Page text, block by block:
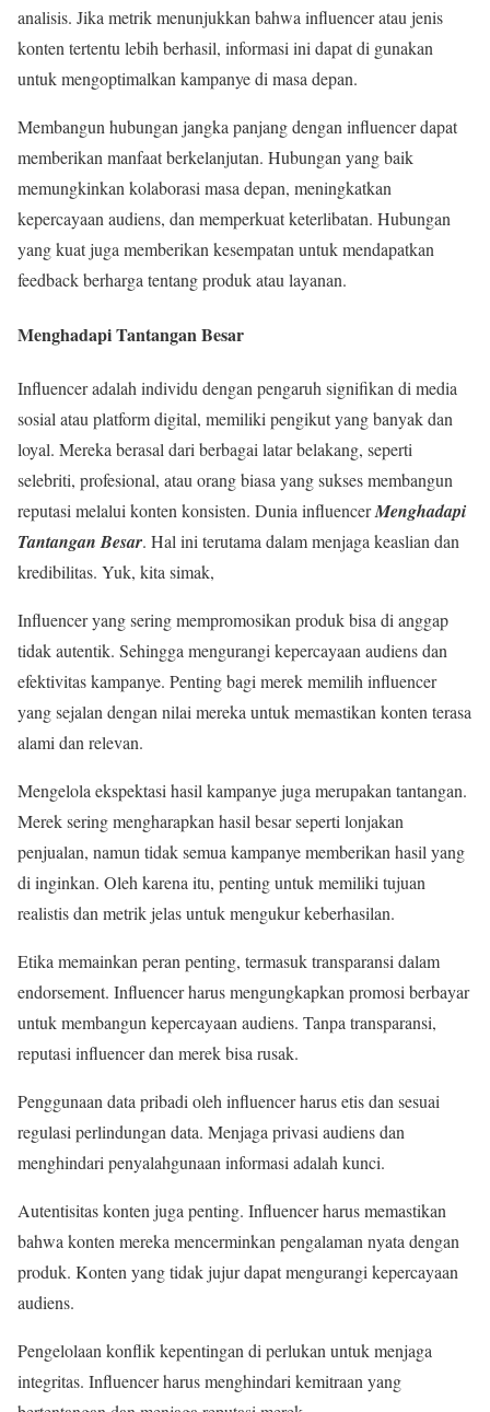
analisis. Jika metrik menunjukkan bahwa influencer atau jenis
konten tertentu lebih berhasil, informasi ini dapat di gunakan
untuk mengoptimalkan kampanye di masa depan.
Membangun hubungan jangka panjang dengan influencer dapat
memberikan manfaat berkelanjutan. Hubungan yang baik
memungkinkan kolaborasi masa depan, meningkatkan
kepercayaan audiens, dan memperkuat keterlibatan. Hubungan
yang kuat juga memberikan kesempatan untuk mendapatkan
feedback berharga tentang produk atau layanan.
Menghadapi Tantangan Besar
Influencer adalah individu dengan pengaruh signifikan di media
sosial atau platform digital, memiliki pengikut yang banyak dan
loyal. Mereka berasal dari berbagai latar belakang, seperti
selebriti, profesional, atau orang biasa yang sukses membangun
reputasi melalui konten konsisten. Dunia influencerMenghadapi
Tantangan Besar. Hal ini terutama dalam menjaga keaslian dan
kredibilitas. Yuk, kita simak,
Influencer yang sering mempromosikan produk bisa di anggap
tidak autentik. Sehingga mengurangi kepercayaan audiens dan
efektivitas kampanye. Penting bagi merek memilih influencer
yang sejalan dengan nilai mereka untuk memastikan konten terasa
alami dan relevan.
Mengelola ekspektasi hasil kampanye juga merupakan tantangan.
Merek sering mengharapkan hasil besar seperti lonjakan
penjualan, namun tidak semua kampanye memberikan hasil yang
di inginkan. Oleh karena itu, penting untuk memiliki tujuan
realistis dan metrik jelas untuk mengukur keberhasilan.
Etika memainkan peran penting, termasuk transparansi dalam
endorsement. Influencer harus mengungkapkan promosi berbayar
untuk membangun kepercayaan audiens. Tanpa transparansi,
reputasi influencer dan merek bisa rusak.
Penggunaan data pribadi oleh influencer harus etis dan sesuai
regulasi perlindungan data. Menjaga privasi audiens dan
menghindari penyalahgunaan informasi adalah kunci.
Autentisitas konten juga penting. Influencer harus memastikan
bahwa konten mereka mencerminkan pengalaman nyata dengan
produk. Konten yang tidak jujur dapat mengurangi kepercayaan
audiens.
Pengelolaan konflik kepentingan di perlukan untuk menjaga
integritas. Influencer harus menghindari kemitraan yang